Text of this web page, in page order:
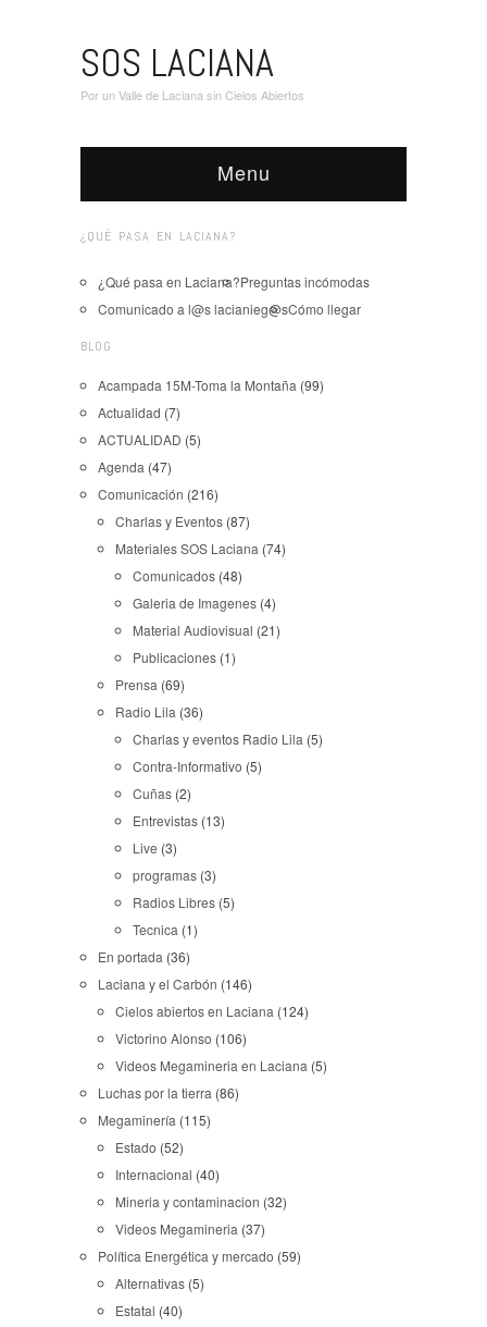
SOS LACIANA
Por un Valle de Laciana sin Cielos Abiertos
Menu
¿QUÉ PASA EN LACIANA?
¿Qué pasa en Laciana?Preguntas incómodas
Comunicado a l@s lacianieg@sCómo llegar
BLOG
Acampada 15M-Toma la Montaña (99)
Actualidad (7)
ACTUALIDAD (5)
Agenda (47)
Comunicación (216)
Charlas y Eventos (87)
Materiales SOS Laciana (74)
Comunicados (48)
Galeria de Imagenes (4)
Material Audiovisual (21)
Publicaciones (1)
Prensa (69)
Radio Lila (36)
Charlas y eventos Radio Lila (5)
Contra-Informativo (5)
Cuñas (2)
Entrevistas (13)
Live (3)
programas (3)
Radios Libres (5)
Tecnica (1)
En portada (36)
Laciana y el Carbón (146)
Cielos abiertos en Laciana (124)
Victorino Alonso (106)
Videos Megamineria en Laciana (5)
Luchas por la tierra (86)
Megaminería (115)
Estado (52)
Internacional (40)
Mineria y contaminacion (32)
Videos Megamineria (37)
Política Energética y mercado (59)
Alternativas (5)
Estatal (40)